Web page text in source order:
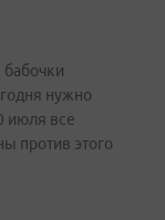
нужно
июля все
против этого